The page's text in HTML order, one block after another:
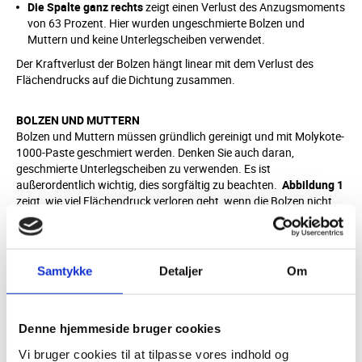
Samtykke Detaljer Om
Denne hjemmeside bruger cookies
Vi bruger cookies til at tilpasse vores indhold og
Die Spalte ganz rechtszeigt einen Verlust des Anzugsmoments
von 63 Prozent. Hier wurden ungeschmierte Bolzen und
Muttern und keine Unterlegscheiben verwendet.
Der Kraftverlust der Bolzen hängt linear mit dem Verlust des
Flächendrucks auf die Dichtung zusammen.
BOLZEN UND MUTTERN
Bolzen und Muttern müssen gründlich gereinigt und mit Molykote-
1000-Paste geschmiert werden. Denken Sie auch daran,
geschmierte Unterlegscheiben zu verwenden. Es ist
außerordentlich wichtig, dies sorgfältig zu beachten. Abbildung 1
zeigt, wie viel Flächendruck verloren geht, wenn die Bolzen nicht
geschmiert oder keine Unterlegscheiben verwendet werden.
Alle verwendeten Bolzen, Muttern und Unterlegscheiben wurden
KUPFERFETT VERMEIDEN
leichter zu wechseln ist. Das Fett macht die Dichtung „rutschig“
und zerstört sie aufgrund der fehlenden Reibung. Dadurch wird